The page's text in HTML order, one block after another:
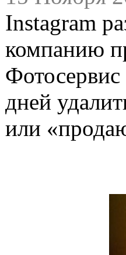
Instagram
компанию
Фотосервис
дней
или